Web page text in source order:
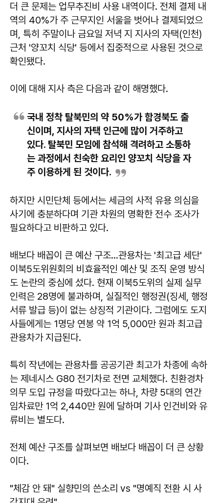
더 큰 문제는 업무추진비 사용 내역이다. 전체 결제 내
역의 40%가 주 근무지인 서울을 벗어나 결제되었으
며, 특히 주말이나 금요일 저녁 지 지사의 자택(인천)
근처 '양꼬치 식당' 등에서 집중적으로 사용된 것으로
확인됐다.
이에 대해 지사 측은 다음과 같이 해명했다.
국내 정착 탈북민의 약 50%가 함경북도 출
신이며, 지사의 자택 인근에 많이 거주하고
있다. 탈북민 모임에 참석해 격려하고 소통하
는 과정에서 친숙한 요리인 양꼬치 식당을 자
주 이용하게 된 것이다.
하지만 시민단체 등에서는 세금의 사적 유용 의심을
사기에 충분하다며 기관 차원의 명확한 전수 조사가
필요하다고 비판하고 있다.
배보다 배꼽이 큰 예산 구조…관용차는 '최고급 세단'
이북5도위원회의 비효율적인 예산 및 조직 운영 방식
도 논란의 중심에 섰다. 현재 이북5도위의 실제 실무
인력은 28명에 불과하며, 실질적인 행정권(징세, 행정
서류 발급 등)이 없는 상징적 기관이다. 그럼에도 도지
사들에게는 1명당 연봉 약 1억 5,000만 원과 최고급
관용차가 지급된다.
특히 작년에는 관용차를 공공기관 최고가 차종에 속하
는 제네시스 G80 전기차로 전면 교체했다. 친환경차
의무 도입 규정을 따랐다고는 하나, 차량 5대의 연간
임차료만 1억 2,440만 원에 달하며 기사 인건비와 유
류비는 별도다.
전체 예산 구조를 살펴보면 배보다 배꼽이 더 큰 상황
이다.
"체감 안 돼" 실향민의 쓴소리 vs "명예직 전환 시 사